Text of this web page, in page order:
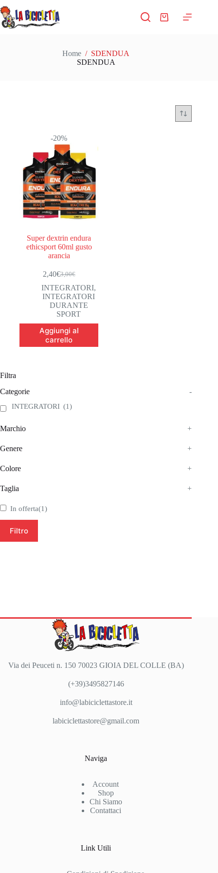
al
contenuto
Carrello
Home / SDENDUA
SDENDUA
-20%
Super dextrin endura
ethicsport 60ml gusto
arancia
3,00€
Il
prezzo
originale
era:
3,00€.
2,40€Il
prezzo
attuale
è:
2,40€.
INTEGRATORI,
INTEGRATORI
DURANTE
SPORT
Aggiungi al
carrello
Filtra
Categorie
-
INTEGRATORI (1)
Marchio +
Genere +
Colore +
Taglia +
In offerta(1)
Filtro
Via dei Peuceti n. 150 70023 GIOIA DEL COLLE (BA)
(+39)3495827146
info@labiciclettastore.it
labiciclettastore@gmail.com
Naviga
Account
Shop
Chi Siamo
Contattaci
Link Utili